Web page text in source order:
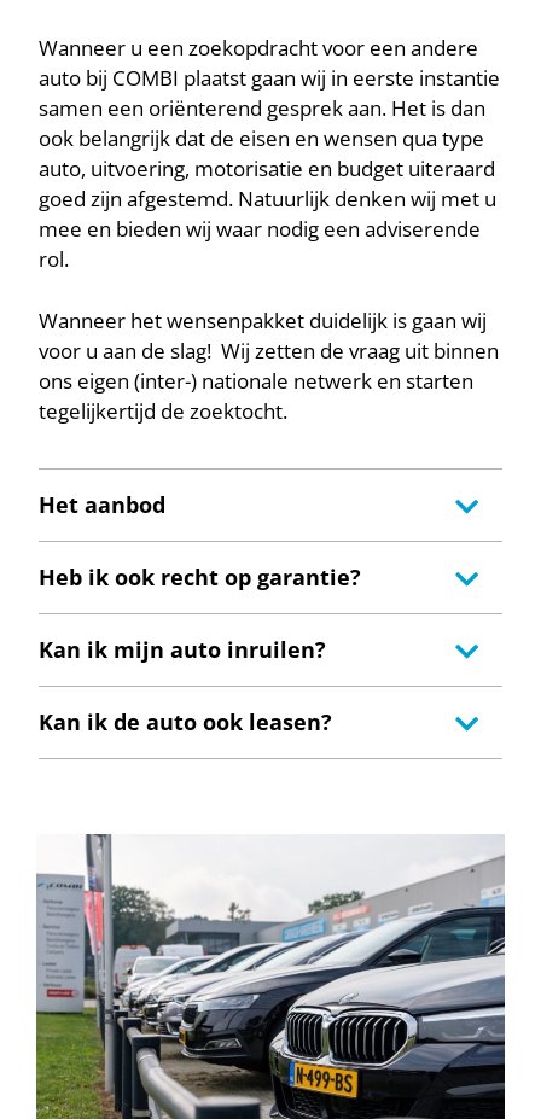
Wanneer u een zoekopdracht voor een andere
auto bij COMBI plaatst gaan wij in eerste instantie
samen een oriënterend gesprek aan. Het is dan
ook belangrijk dat de eisen en wensen qua type
auto, uitvoering, motorisatie en budget uiteraard
goed zijn afgestemd. Natuurlijk denken wij met u
mee en bieden wij waar nodig een adviserende
rol.
Wanneer het wensenpakket duidelijk is gaan wij
voor u aan de slag! Wij zetten de vraag uit binnen
ons eigen (inter-) nationale netwerk en starten
tegelijkertijd de zoektocht.
Het aanbod
Heb ik ook recht op garantie?
Kan ik mijn auto inruilen?
Kan ik de auto ook leasen?